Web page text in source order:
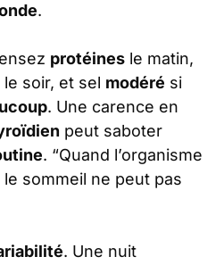
.
protéines le matin,
le soir, et sel modéré si
. Une carence en
peut saboter
. “Quand l’organisme
le sommeil ne peut pas
. Une nuit